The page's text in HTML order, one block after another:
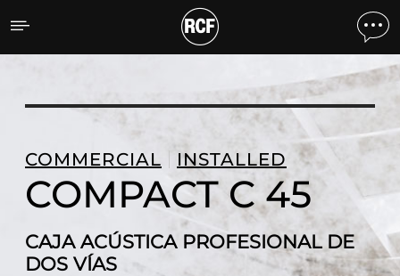
COMPACT C 45 CAJA
COMMERCIAL INSTALLED
COMPACT C 45
CAJA ACÚSTICA PROFESIONAL DE
DOS VÍAS